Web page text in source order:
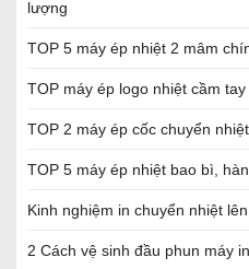
lượng
TOP 5 máy ép nhiệt 2 mâm
TOP máy ép logo nhiệt cầm
TOP 2 máy ép cốc chuyển
TOP 5 máy ép nhiệt bao bì,
Kinh nghiệm in chuyển nhiệt
2 Cách vệ sinh đầu phun máy